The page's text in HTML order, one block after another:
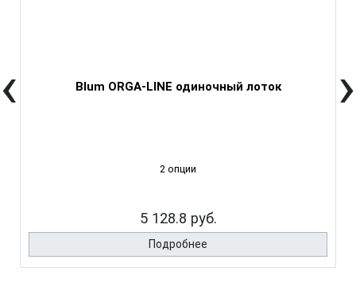
Blum ORGA-LINE одиночный лоток
2 опции
5 128.8 руб.
Подробнее
‹ ›